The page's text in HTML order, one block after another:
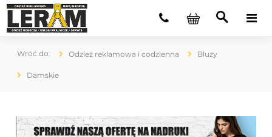
Odzież reklamowa i codzienna Bluzy
Damskie